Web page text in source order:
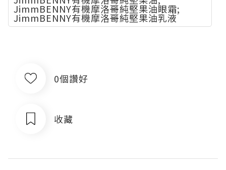
JimmBENNY有機摩洛哥純堅果油眼霜;
JimmBENNY有機摩洛哥純堅果油乳液
0個讚好
收藏